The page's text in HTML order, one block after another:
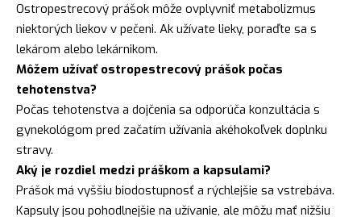
Ostropestrecový prášok môže ovplyvniť metabolizmus
niektorých liekov v pečeni. Ak užívate lieky, poraďte sa s
lekárom alebo lekárnikom.
Môžem užívať ostropestrecový prášok počas
tehotenstva?
Počas tehotenstva a dojčenia sa odporúča konzultácia s
gynekológom pred začatím užívania akéhokoľvek doplnku
stravy.
Aký je rozdiel medzi práškom a kapsulami?
Prášok má vyššiu biodostupnosť a rýchlejšie sa vstrebáva.
Kapsuly jsou pohodlnejšie na užívanie, ale môžu mať nižšiu